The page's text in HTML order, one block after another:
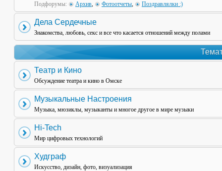
Подфорумы:
Архив, Фотоотчеты, Поздравлялки :)
Дела Сердечные
Знакомства, любовь, секс и все что касается отношений между полами
Театр и Кино
Обсуждение театра и кино в Омске
Музыкальные Настроения
Музыка, мюзиклы, музыканты и многое другое в мире музыки
Hi-Tech
Мир цифровых технологий
Худграф
Искусство, дизайн, фото, визуализация